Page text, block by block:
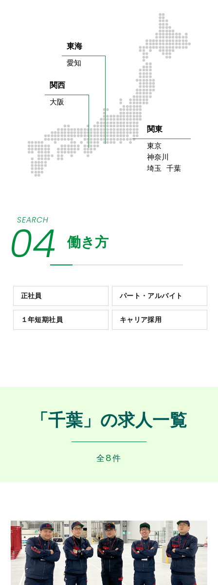
関東
東京
神奈川
埼玉
千葉
東海
愛知
関西
大阪
SEARCH
04 働き方
正社員 パート・アルバイト
１年短期社員 キャリア採用
「千葉」の求人一覧
全 8件